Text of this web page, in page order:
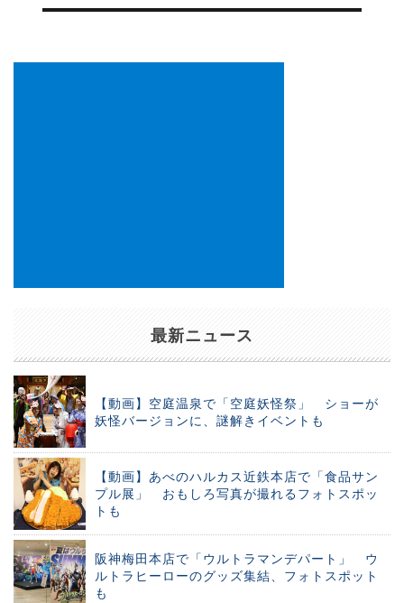
ー
最新ニュース
【動画】空庭温泉で「空庭妖怪祭」 ショーが
妖怪バージョンに、謎解きイベントも
【動画】あべのハルカス近鉄本店で「食品サン
プル展」 おもしろ写真が撮れるフォトスポッ
トも
阪神梅田本店で「ウルトラマンデパート」 ウ
ルトラヒーローのグッズ集結、フォトスポット
も